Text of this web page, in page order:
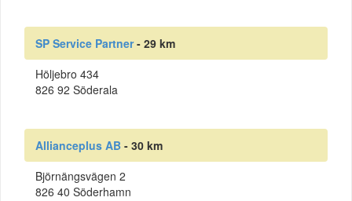
SP Service Partner- 29 km
Höljebro 434
826 92 Söderala
Allianceplus AB - 30 km
Björnängsvägen 2
826 40 Söderhamn